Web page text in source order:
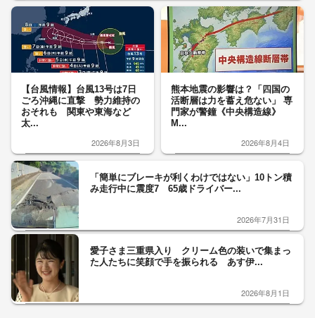
【台風情報】台風13号は7日
ごろ沖縄に直撃 勢力維持の
おそれも 関東や東海など
太...
2026年8月3日
熊本地震の影響は？「四国の
活断層は力を蓄え危ない」 専
門家が警鐘《中央構造線》
M...
2026年8月4日
「簡単にブレーキが利くわけではない」10トン積
み走行中に震度7 65歳ドライバー...
2026年7月31日
愛子さま三重県入り クリーム色の装いで集まっ
た人たちに笑顔で手を振られる あす伊...
2026年8月1日